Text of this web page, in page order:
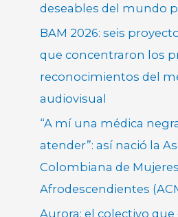
deseables del mundo
BAM 2026: seis
que concentraron los
reconocimientos del
audiovisual
“A mí una médica
atender”: así nació la
Colombiana de
Afrodescendientes
Aurora: el colectivo que